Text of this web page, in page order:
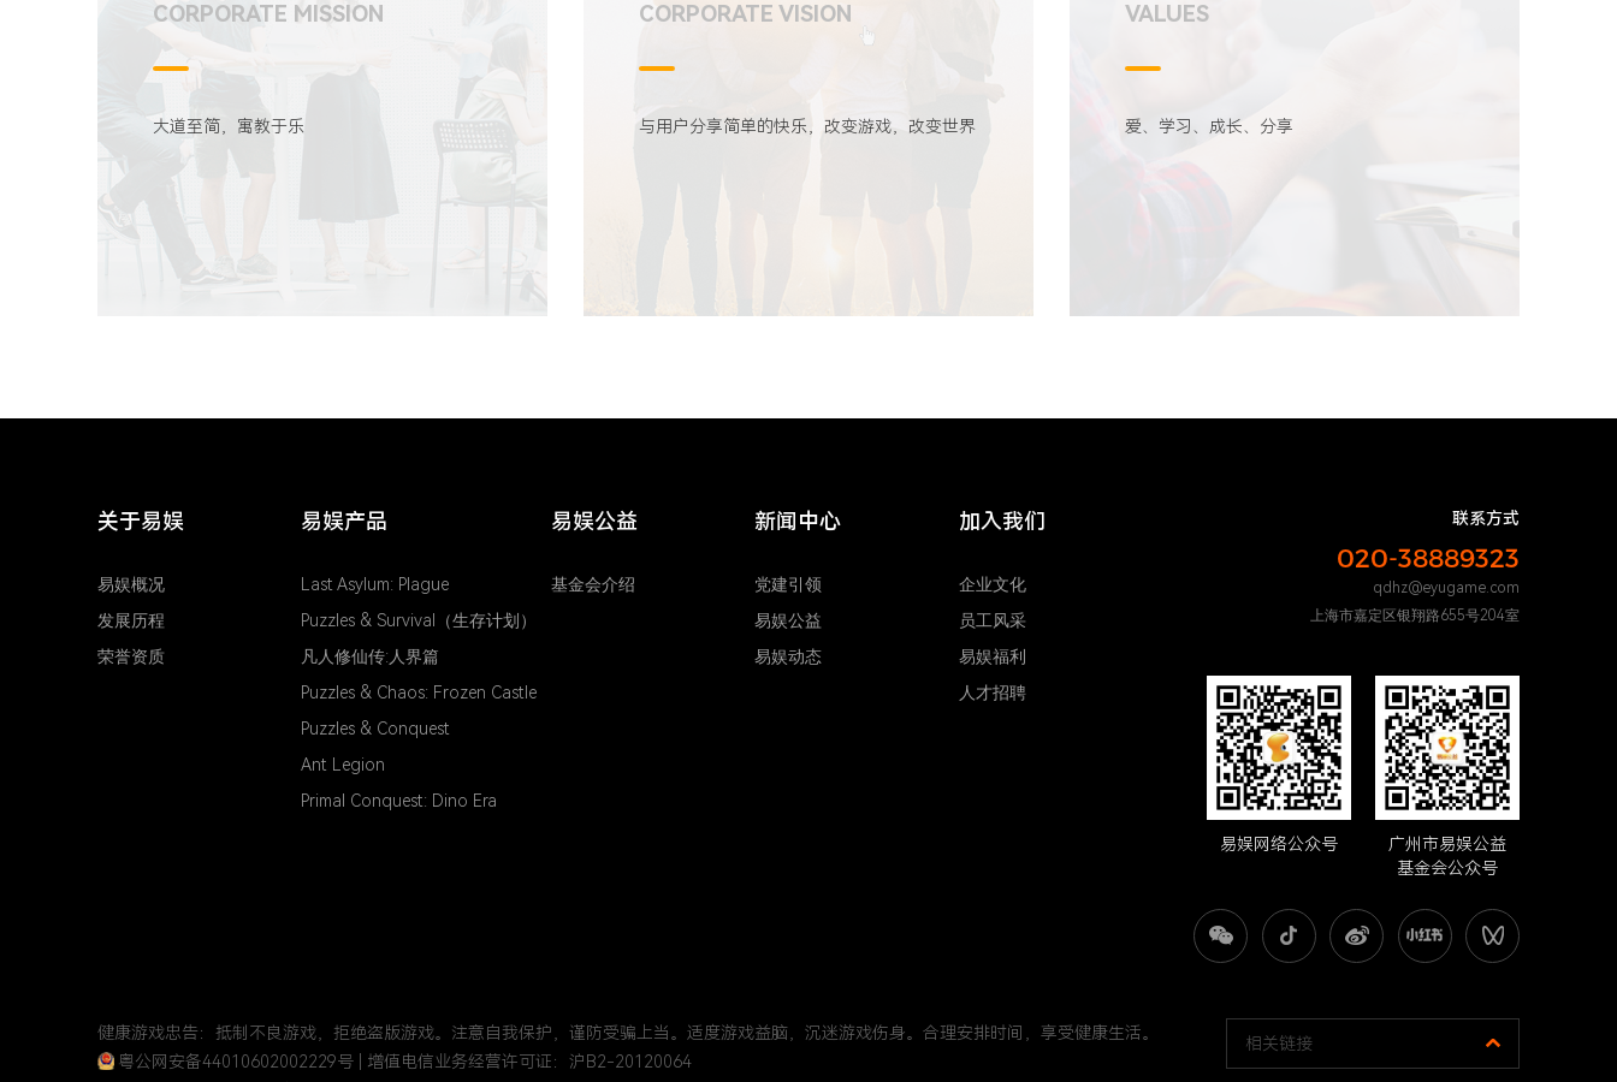
CORPORATE MISSION
大道至简，寓教于乐
CORPORATE VISION
与用户分享简单的快乐，改变游戏，改变世界
VALUES
爱、学习、成长、分享
关于易娱
易娱概况
发展历程
荣誉资质
易娱产品
Last Asylum: Plague
Puzzles & Survival（生存计划）
凡人修仙传:人界篇
Puzzles & Chaos: Frozen Castle
Puzzles & Conquest
Ant Legion
Primal Conquest: Dino Era
易娱公益
基金会介绍
新闻中心
党建引领
易娱公益
易娱动态
加入我们
企业文化
员工风采
易娱福利
人才招聘
联系方式
020-38889323
qdhz@eyugame.com
上海市嘉定区银翔路655号204室
易娱网络公众号
广州市易娱公益
基金会公众号
相关链接
健康游戏忠告：抵制不良游戏，拒绝盗版游戏。注意自我保护，谨防受骗上当。适度游戏益脑，沉迷游戏伤身。合理安排时间，享受健康生活。
粤公网安备44010602002229号| 增值电信业务经营许可证：沪B2-20120064